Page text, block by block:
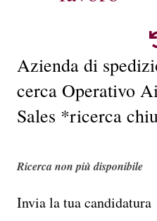
Azienda di
cerca Operativo
Sales *ricerca
Ricerca non più disponibile
Invia la tua candidatura